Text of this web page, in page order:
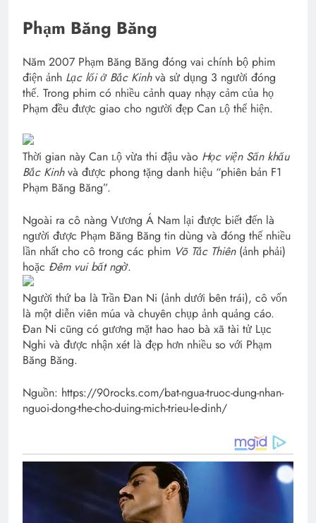
Phạm Băng Băng
Năm 2007 Phạm Băng Băng đóng vai chính bộ phim
điện ảnh Lạc lối ở Bắc Kinhvà sử dụng 3 người đóng
thế. Trong phim có nhiều cảnh quay nhạy cảm của họ
Phạm đều được giao cho người đẹp Can ʟộ thể hiện.
Thời gian này Can ʟộ vừa thi đậu vào Học viện Sấn khấu
Bắc Kinhvà được phong tặng danh hiệu “phiên bản F1
Phạm Băng Băng”.
Ngoài ra cô nàng Vương Á Nam lại được biết đến là
người được Phạm Băng Băng tin dùng và đóng thế nhiều
lần nhất cho cô trong các phim Võ Tắc Thiên(ảnh phải)
hoặc Đêm vui bất ngờ.
Người thứ ba là Trần Đan Ni (ảnh dưới bên trái), cô vốn
là một diễn viên múa và chuyên chụp ảnh quảng cáo.
Đan Ni cũng có gương mặt hao hao bà xã tài tử Lục
Nghi và được nhận xét là đẹp hơn nhiều so với Phạm
Băng Băng.
Nguồn: https://90rocks.com/bat-ngua-truoc-dung-nhan-
nguoi-dong-the-cho-duing-mich-trieu-le-dinh/